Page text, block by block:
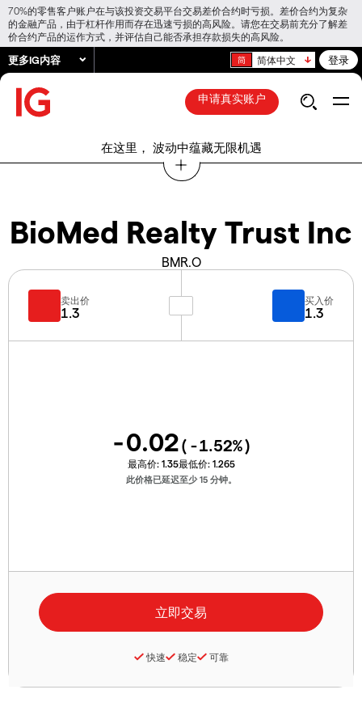
70%的零售客户账户在与该投资交易平台交易差价合约时亏损。差价合约为复杂
的金融产品，由于杠杆作用而存在迅速亏损的高风险。请您在交易前充分了解差
价合约产品的运作方式，并评估自己能否承担存款损失的高风险。
更多IG内容 简体中文 登录
申请真实账户
在这里， 波动中蕴藏无限机遇
BioMed Realty Trust Inc
BMR.O
卖出价
1.3
买入价
1.3
-0.02( -1.52%)
最高价: 1.35最低价: 1.265
此价格已延迟至少 15 分钟。
快速 稳定 可靠